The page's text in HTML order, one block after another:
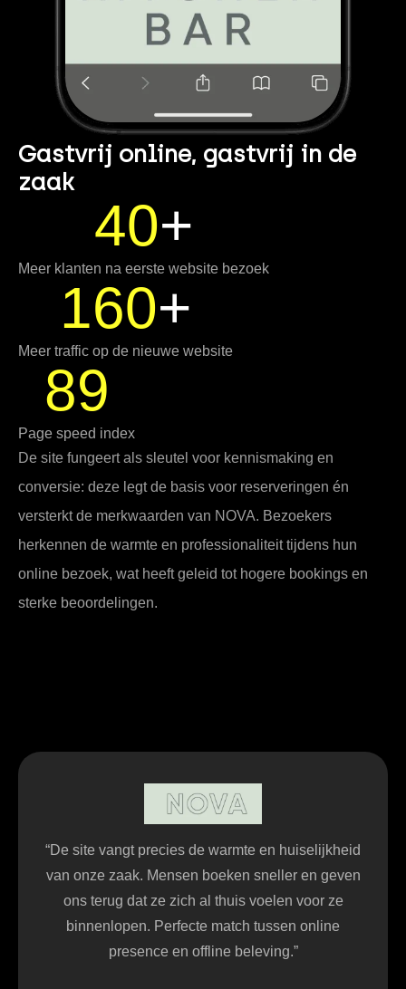
Gastvrij online, gastvrij in de
zaak
40+
Meer klanten na eerste website bezoek
160+
Meer traffic op de nieuwe website
89
Page speed index
De site fungeert als sleutel voor kennismaking en
conversie: deze legt de basis voor reserveringen én
versterkt de merkwaarden van NOVA. Bezoekers
herkennen de warmte en professionaliteit tijdens hun
online bezoek, wat heeft geleid tot hogere bookings en
sterke beoordelingen.
“De site vangt precies de warmte en huiselijkheid
van onze zaak. Mensen boeken sneller en geven
ons terug dat ze zich al thuis voelen voor ze
binnenlopen. Perfecte match tussen online
presence en offline beleving.”